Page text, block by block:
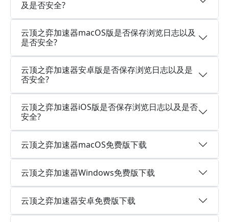
及是否安全?
云顶之弈加速器macOS版是否保存浏览日志以及
是否安全?
云顶之弈加速器安卓版是否保存浏览日志以及是
否安全?
云顶之弈加速器iOS版是否保存浏览日志以及是否
安全?
云顶之弈加速器macOS免费版下载
云顶之弈加速器Windows免费版下载
云顶之弈加速器安卓免费版下载